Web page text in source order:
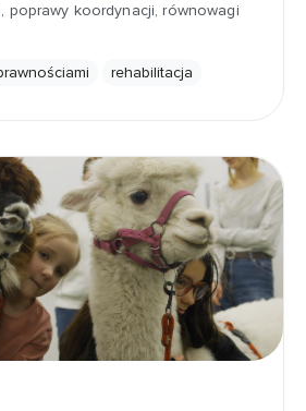
poprawy koordynacji, równowagi
rehabilitacja